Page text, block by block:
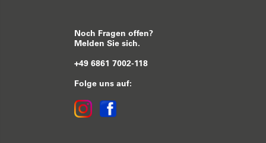
Noch Fragen offen?
Melden Sie sich.
+49 6861 7002-118
Folge uns auf: